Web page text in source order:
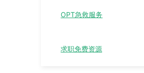
OPT急救服务
求职免费资源